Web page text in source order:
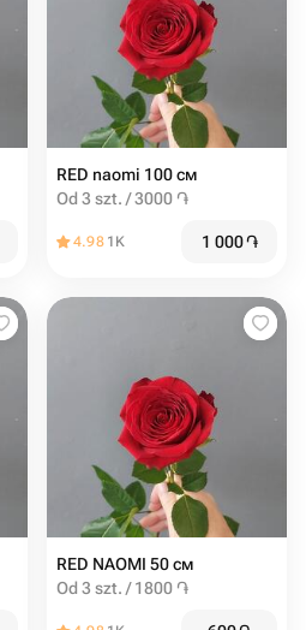
RED naomi 100 см
Od 3 szt. / 3000 ֏
4.98 1K 1 000֏
RED NAOMI 50 см
Od 3 szt. / 1800 ֏